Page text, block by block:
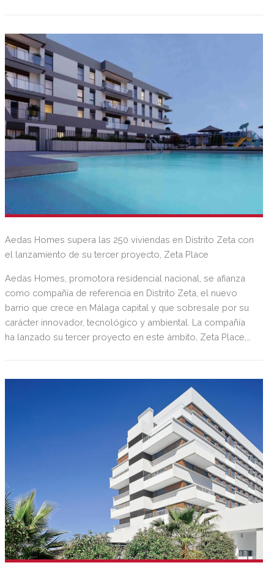
comenzar a entregar los inmuebles en el primer trimestre
de 2026.
Aedas Homes supera las 250 viviendas en Distrito Zeta con
el lanzamiento de su tercer proyecto, Zeta Place
Aedas Homes, promotora residencial nacional, se afianza
como compañía de referencia en Distrito Zeta, el nuevo
barrio que crece en Málaga capital y que sobresale por su
carácter innovador, tecnológico y ambiental. La compañía
ha lanzado su tercer proyecto en este ámbito, Zeta Place,